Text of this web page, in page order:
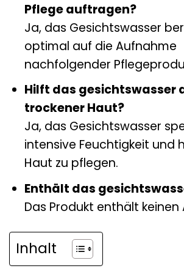
Pflege auftragen?
Ja, das Gesichtswasser
optimal auf die Aufnahme
nachfolgender
Hilft das gesichtswasser
trockener Haut?
Ja, das Gesichtswasser
intensive Feuchtigkeit und
Haut zu pflegen.
Enthält das
Das Produkt enthält keinen
Inhalt